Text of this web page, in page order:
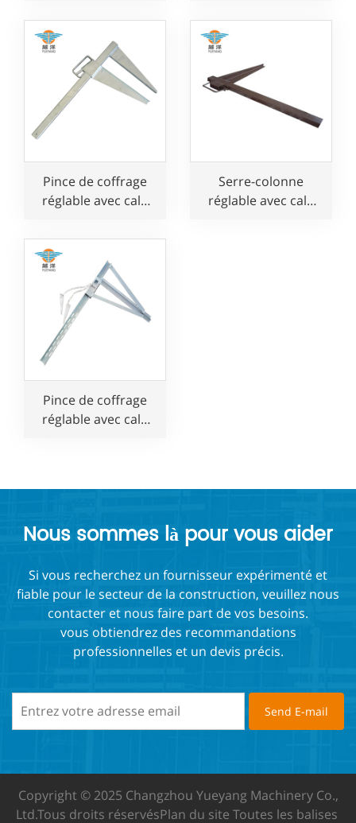
lourdes, pour
support de coffrage
mural
Pince de coffrage
réglable avec cale
béton
Serre-colonne
réglable avec cale
Pince de coffrage
réglable avec cale
Nous sommes là pour vous aider
Si vous recherchez un fournisseur expérimenté et
fiable pour le secteur de la construction, veuillez nous
contacter et nous faire part de vos besoins.
vous obtiendrez des recommandations
professionnelles et un devis précis.
Copyright © 2025 Changzhou Yueyang Machinery Co.,
Ltd.Tous droits réservésPlan du site Toutes les balises